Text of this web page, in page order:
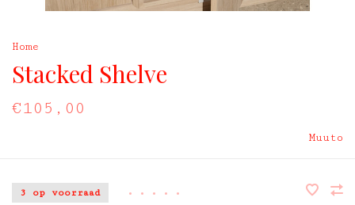
Home
Stacked Shelve
€105,00
Muuto
3 op voorraad • • • • •